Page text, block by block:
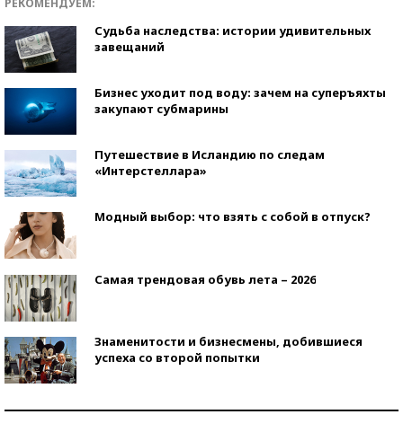
Судьба наследства: истории удивительных
завещаний
Бизнес уходит под воду: зачем на суперъяхты
закупают субмарины
Путешествие в Исландию по следам
«Интерстеллара»
Модный выбор: что взять с собой в отпуск?
Самая трендовая обувь лета – 2026
Знаменитости и бизнесмены, добившиеся
успеха со второй попытки